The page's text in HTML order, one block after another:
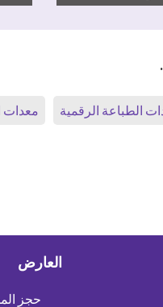
معدات الطباعة الرقمية
العارض
حجز